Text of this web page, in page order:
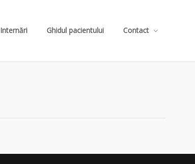
Internări Ghidul pacientului Contact